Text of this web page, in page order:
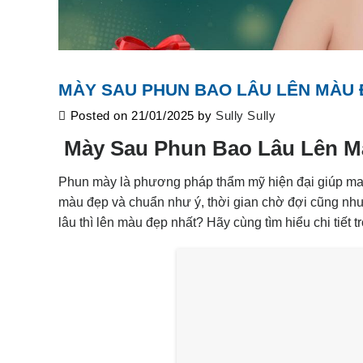
MÀY SAU PHUN BAO LÂU LÊN
Posted on 21/01/2025 by Sully Sully
Mày Sau Phun Bao Lâu Lên
Phun mày là phương pháp thẩm mỹ hiện đại giúp
màu đẹp và chuẩn như ý, thời gian chờ đợi cũng
lâu thì lên màu đẹp nhất? Hãy cùng tìm hiểu chi tiết